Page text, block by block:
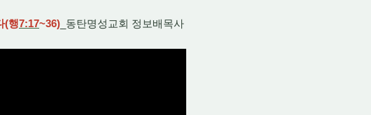
(행7:17~36) _동탄명성교회 정보배목사